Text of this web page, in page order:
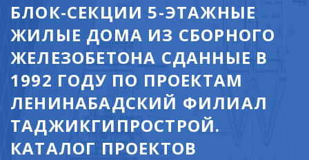
БЛОК-СЕКЦИИ 5-ЭТАЖНЫЕ
ЖИЛЫЕ ДОМА ИЗ СБОРНОГО
ЖЕЛЕЗОБЕТОНА СДАННЫЕ В
1992 ГОДУ ПО ПРОЕКТАМ
ЛЕНИНАБАДСКИЙ ФИЛИАЛ
ТАДЖИКГИПРОСТРОЙ.
КАТАЛОГ ПРОЕКТОВ